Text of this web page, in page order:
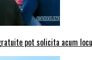
pot solicita acum